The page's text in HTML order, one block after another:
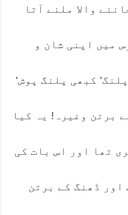
والا ملنے آتا
میں اپنی شان و
کبھی پلنگ پوش‘
برتن وغیرہ! یہ کیا
تھا اور اس بات کی
اور ڈھنگ کے برتن